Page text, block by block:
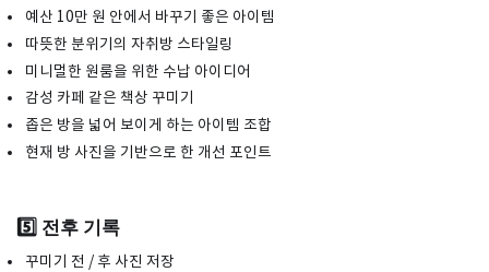
예산 10만 원 안에서 바꾸기 좋은 아이템
따뜻한 분위기의 자취방 스타일링
미니멀한 원룸을 위한 수납 아이디어
감성 카페 같은 책상 꾸미기
좁은 방을 넓어 보이게 하는 아이템 조합
현재 방 사진을 기반으로 한 개선 포인트
5️⃣ 전후 기록
꾸미기 전 / 후 사진 저장